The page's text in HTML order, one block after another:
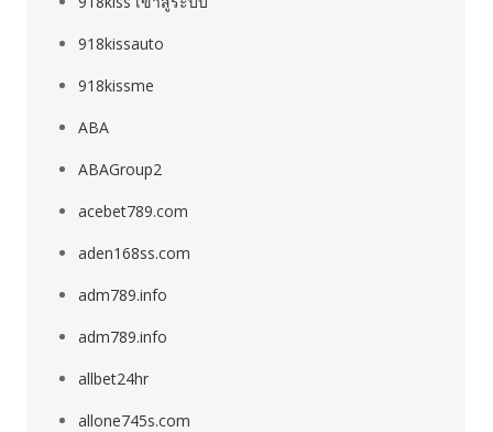
918kissauto
918kissme
ABA
ABAGroup2
acebet789.com
aden168ss.com
adm789.info
adm789.info
allbet24hr
allone745s.com